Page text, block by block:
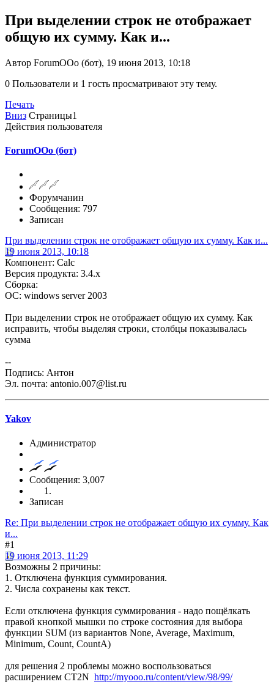
При выделении строк не отображает
общую их сумму. Как и...
Автор ForumOOo (бот), 19 июня 2013, 10:18
0 Пользователи и 1 гость просматривают эту тему.
Печать
Вниз Страницы1
Действия пользователя
ForumOOo (бот)
Форумчанин
Сообщения: 797
Записан
При выделении строк не отображает общую их сумму. Как и...
19 июня 2013, 10:18
Компонент: Calc
Версия продукта: 3.4.x
Сборка:
ОС: windows server 2003
При выделении строк не отображает общую их сумму. Как
исправить, чтобы выделяя строки, столбцы показывалась
сумма
--
Подпись: Антон
Эл. почта: antonio.007@list.ru
Yakov
Администратор
Сообщения: 3,007
Записан
Re: При выделении строк не отображает общую их сумму. Как
и...
#1
19 июня 2013, 11:29
Возможны 2 причины:
1. Отключена функция суммирования.
2. Числа сохранены как текст.
Если отключена функция суммирования - надо пощёлкать
правой кнопкой мышки по строке состояния для выбора
функции SUM (из вариантов None, Average, Maximum,
Minimum, Count, CountA)
для решения 2 проблемы можно воспользоваться
расширением CT2N http://myooo.ru/content/view/98/99/